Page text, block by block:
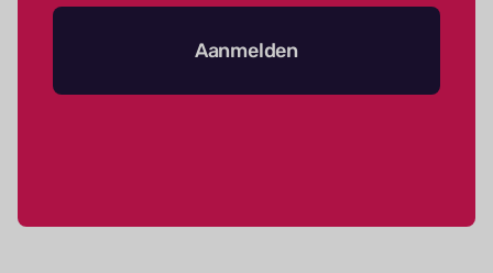
Aanmelden